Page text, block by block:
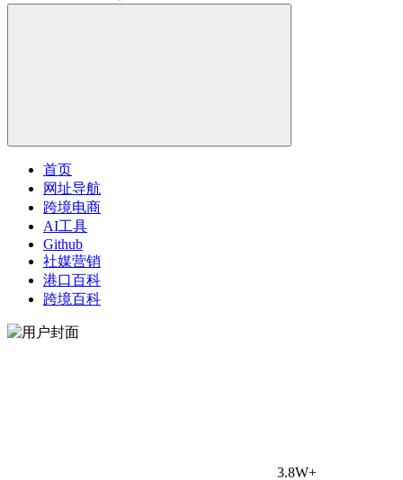
首页
网址导航
跨境电商
AI工具
Github
社媒营销
港口百科
跨境百科
3.8W+